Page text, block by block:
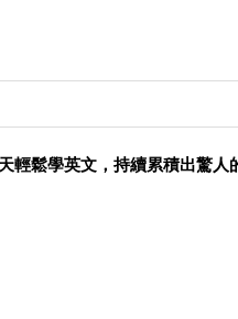
鬆學英文，持續累積出驚人